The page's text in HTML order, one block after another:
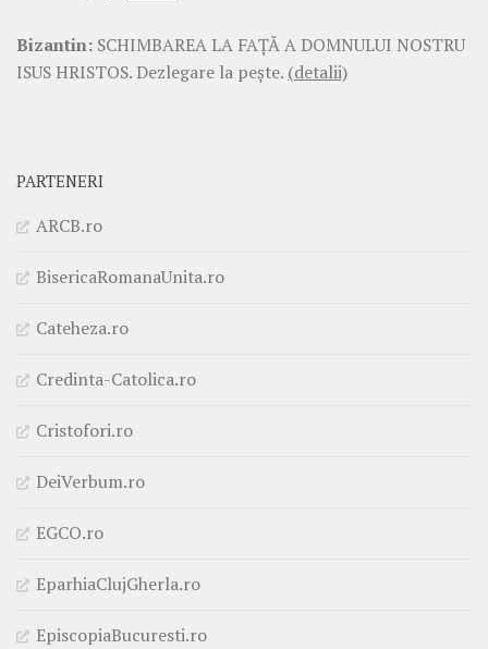
Bizantin: SCHIMBAREA LA FAŢĂ A DOMNULUI NOSTRU
ISUS HRISTOS. Dezlegare la pește. (detalii)
PARTENERI
ARCB.ro
BisericaRomanaUnita.ro
Cateheza.ro
Credinta-Catolica.ro
Cristofori.ro
DeiVerbum.ro
EGCO.ro
EparhiaClujGherla.ro
EpiscopiaBucuresti.ro